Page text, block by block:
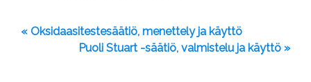
« Oksidaasitestesäätiö, menettely ja käyttö
Puoli Stuart -säätiö, valmistelu ja käyttö »